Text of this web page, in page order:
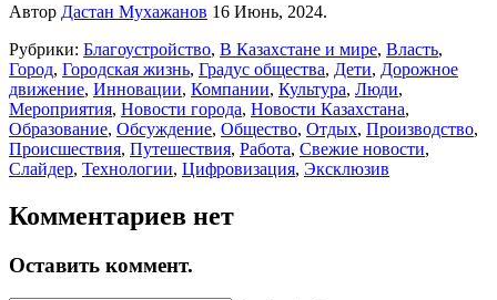
Автор Дастан Мухажанов 16 Июнь, 2024.
Рубрики: Благоустройство, В Казахстане и мире, Власть,
Город, Городская жизнь, Градус общества, Дети, Дорожное
движение, Инновации, Компании, Культура, Люди,
Мероприятия, Новости города, Новости Казахстана,
Образование, Обсуждение, Общество, Отдых, Производство,
Происшествия, Путешествия, Работа, Свежие новости,
Слайдер, Технологии, Цифровизация, Эксклюзив
Комментариев нет
Оставить коммент.